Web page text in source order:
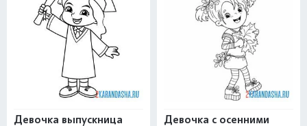
Девочка выпускница
Девочка с осенними